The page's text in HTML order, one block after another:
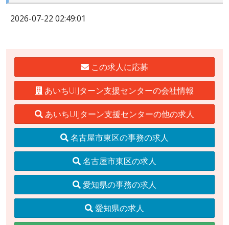
2026-07-22 02:49:01
この求人に応募
あいちUIJターン支援センターの会社情報
あいちUIJターン支援センターの他の求人
名古屋市東区の事務の求人
名古屋市東区の求人
愛知県の事務の求人
愛知県の求人